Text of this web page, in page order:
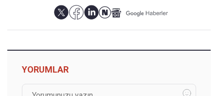
YORUMLAR